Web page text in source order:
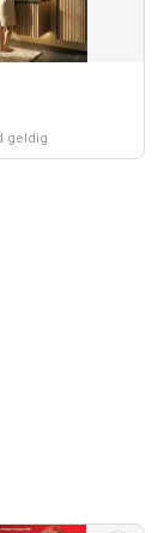
geldig